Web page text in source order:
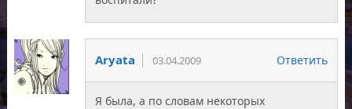
Aryata 03.04.2009 Ответить
Я была, а по словам некоторых